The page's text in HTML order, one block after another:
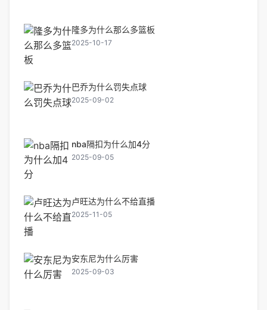
隆多为什么那么多篮板
2025-10-17
巴乔为什么罚失点球
2025-09-02
nba隔扣为什么加4分
2025-09-05
卢旺达为什么不给直播
2025-11-05
安东尼为什么厉害
2025-09-03